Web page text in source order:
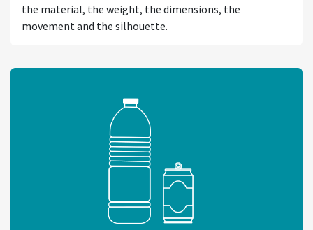
the material, the weight, the dimensions, the
movement and the silhouette.